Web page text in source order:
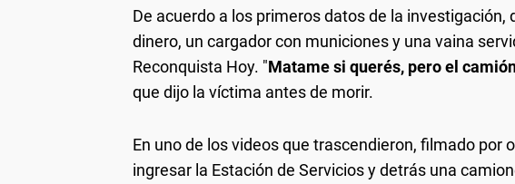
De acuerdo a los primeros datos de la investigación,
dinero, un cargador con municiones y una vaina
Reconquista Hoy. "Matame si querés, pero el
que dijo la víctima antes de morir.
En uno de los videos que trascendieron, filmado por
ingresar la Estación de Servicios y detrás una